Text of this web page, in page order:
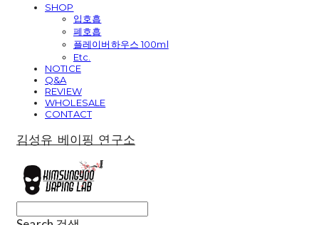
SHOP
입호흡
폐호흡
플레이버하우스 100ml
Etc.
NOTICE
Q&A
REVIEW
WHOLESALE
CONTACT
김성유 베이핑 연구소